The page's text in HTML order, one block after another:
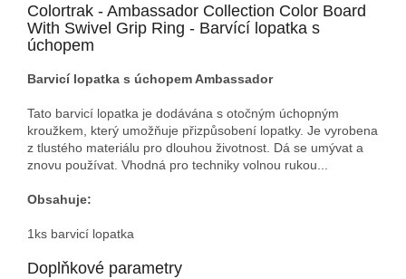
Colortrak - Ambassador Collection Color Board
With Swivel Grip Ring - Barvící lopatka s
úchopem
Barvicí lopatka s úchopem Ambassador
Tato barvicí lopatka je dodávána s otočným úchopným
kroužkem, který umožňuje přizpůsobení lopatky. Je vyrobena
z tlustého materiálu pro dlouhou životnost. Dá se umývat a
znovu používat. Vhodná pro techniky volnou rukou...
Obsahuje:
1ks barvicí lopatka
Doplňkové parametry